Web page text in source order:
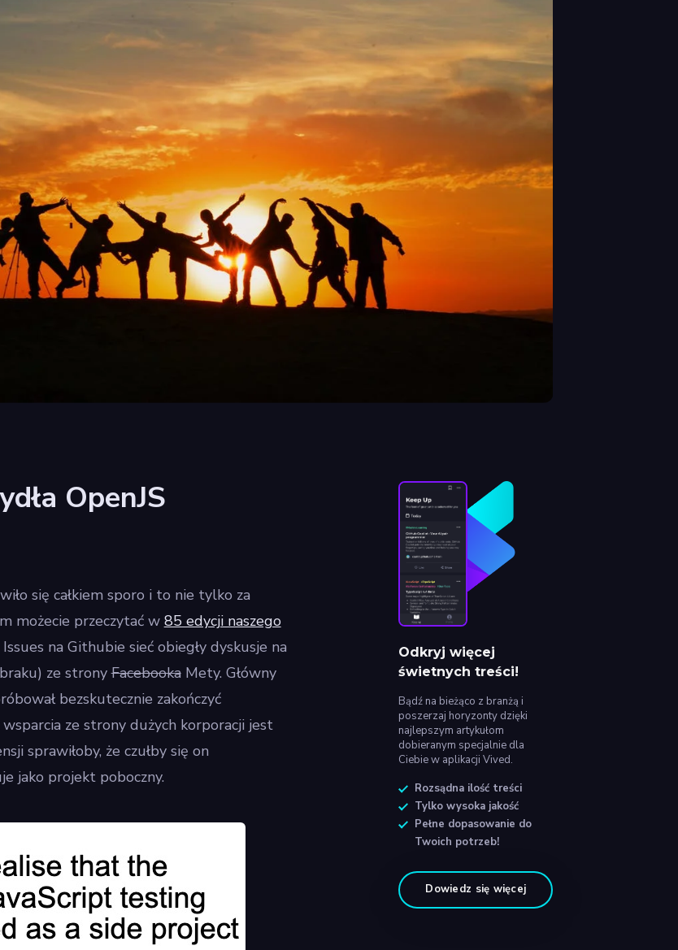
OpenJS
się całkiem sporo i to nie tylko za
możecie przeczytać w 85 edycji naszego
na Githubie sieć obiegły dyskusje na
ze stronyFacebookaMety. Główny
bezskutecznie zakończyć
ze strony dużych korporacji jest
sprawiłoby, że czułby się on
jako projekt poboczny.
Odkryj więcej
świetnych treści!
Bądź na bieżąco z branżą i
poszerzaj horyzonty dzięki
najlepszym artykułom
dobieranym specjalnie dla
Ciebie w aplikacji Vived.
Rozsądna ilość treści
Tylko wysoka jakość
Pełne dopasowanie do
Twoich potrzeb!
Dowiedz się więcej